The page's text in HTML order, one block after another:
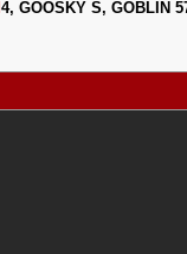
4, GOOSKY S, GOBLIN